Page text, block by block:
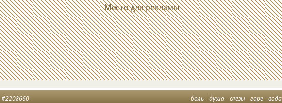
Место для рекламы
боль душа слезы горе вода
#2208660